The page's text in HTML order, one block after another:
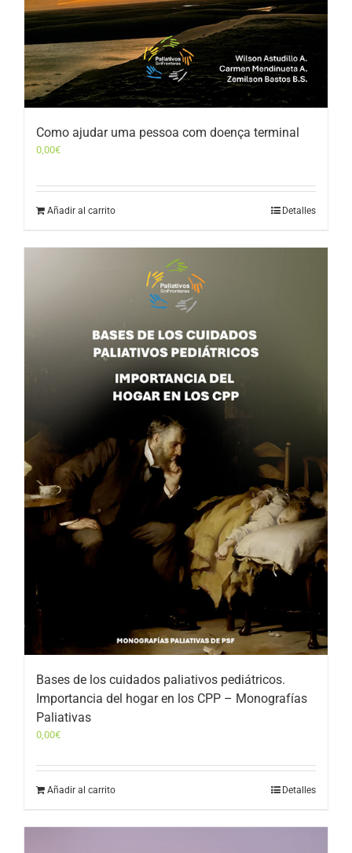
Como ajudar uma pessoa com doença terminal
0,00€
Añadir al carrito Detalles
Bases de los cuidados paliativos pediátricos.
Importancia del hogar en los CPP – Monografías
Paliativas
0,00€
Añadir al carrito Detalles